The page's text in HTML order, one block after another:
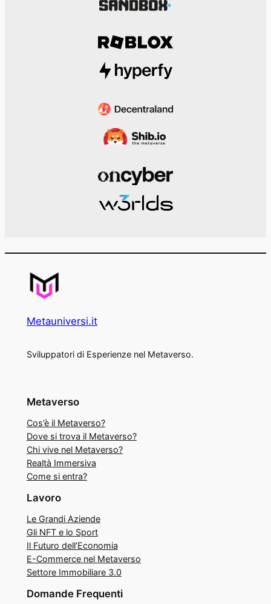
Metauniversi.it
Sviluppatori di Esperienze nel Metaverso.
Metaverso
Cos’è il Metaverso?
Dove si trova il Metaverso?
Chi vive nel Metaverso?
Realtà Immersiva
Come si entra?
Lavoro
Le Grandi Aziende
Gli NFT e lo Sport
Il Futuro dell’Economia
E-Commerce nel Metaverso
Settore Immobiliare 3.0
Domande Frequenti